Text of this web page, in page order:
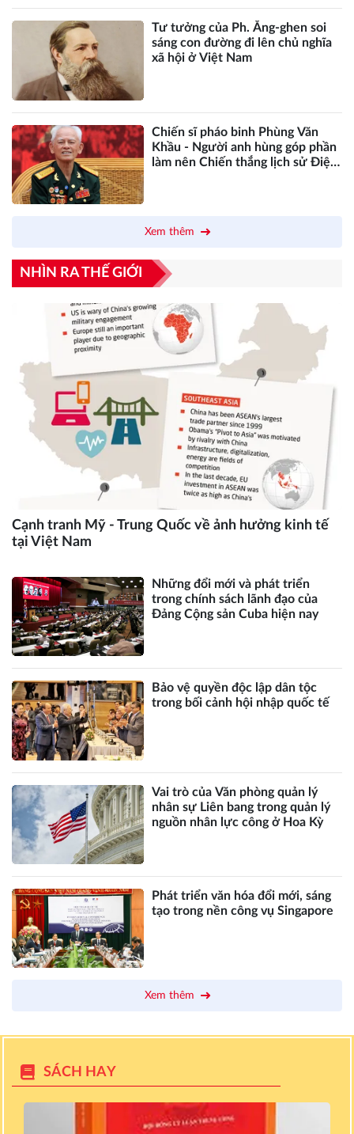
Tư tưởng của Ph. Ăng-ghen soi
sáng con đường đi lên chủ nghĩa
xã hội ở Việt Nam
Chiến sĩ pháo binh Phùng Văn
Khầu - Người anh hùng góp phần
làm nên Chiến thắng lịch sử Điện
Xem thêm
NHÌN RA THẾ GIỚI
Cạnh tranh Mỹ - Trung Quốc về ảnh hưởng kinh tế
tại Việt Nam
Những đổi mới và phát triển
trong chính sách lãnh đạo của
Đảng Cộng sản Cuba hiện nay
Bảo vệ quyền độc lập dân tộc
trong bối cảnh hội nhập quốc tế
Vai trò của Văn phòng quản lý
nhân sự Liên bang trong quản lý
nguồn nhân lực công ở Hoa Kỳ
Phát triển văn hóa đổi mới, sáng
tạo trong nền công vụ Singapore
Xem thêm
SÁCH HAY